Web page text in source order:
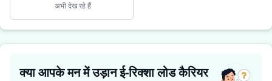
अभी देख रहे हैं
क्या आपके मन में उड़ान ई-रिक्शा लोड कैरियर